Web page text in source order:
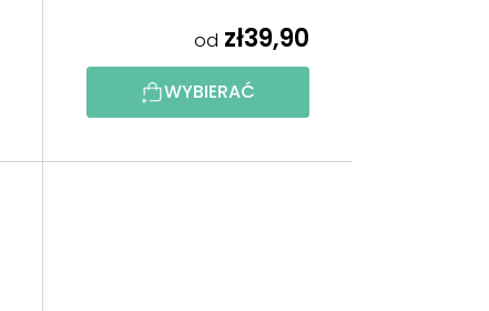
D
U
K
od zł39,90
WYBIERAĆ